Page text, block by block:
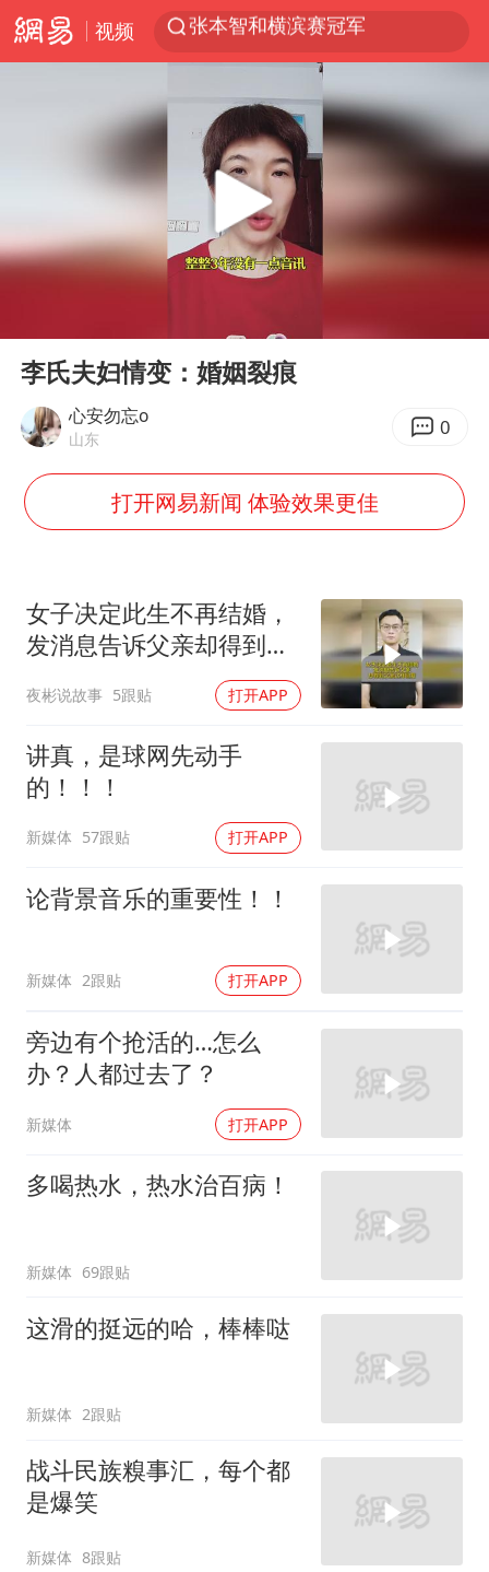
视频
张本智和横滨赛冠军
上海金山筑牢“白海豚”防汛屏障
白海豚对华东华北影响会大于巴威
于东来回应胖东来近25年老店年底关闭
《披荆斩棘2026》阵容官宣
全球最大级别运输船通过长江大桥
上海全力守护市民“菜篮子”
白海豚北上或致京津冀暴雨
《龙餐馆》 冲奖
存款市场为何两极分化
云南一男子胃中取出180颗铁钉
以军士兵把枪口对准中国记者
Play
李氏夫妇情变：婚姻裂痕
心安勿忘o
山东 0
打开网易新闻 体验效果更佳
女子决定此生不再结婚，
发消息告诉父亲却得到父
夜彬说故事 5跟贴 打开APP
讲真，是球网先动手
的！！！
新媒体 57跟贴 打开APP
论背景音乐的重要性！！
新媒体 2跟贴 打开APP
旁边有个抢活的…怎么
办？人都过去了？
新媒体 打开APP
多喝热水，热水治百病！
新媒体 69跟贴
这滑的挺远的哈，棒棒哒
新媒体 2跟贴
战斗民族糗事汇，每个都
是爆笑
新媒体 8跟贴